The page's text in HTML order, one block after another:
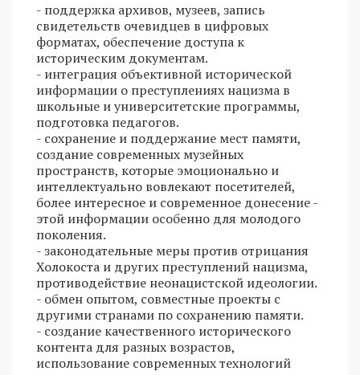
- поддержка архивов, музеев, запись
свидетельств очевидцев в цифровых
форматах, обеспечение доступа к
историческим документам.
- интеграция объективной исторической
информации о преступлениях нацизма в
школьные и университетские программы,
подготовка педагогов.
- сохранение и поддержание мест памяти,
создание современных музейных
пространств, которые эмоционально и
интеллектуально вовлекают посетителей,
более интересное и современное донесение -
этой информации особенно для молодого
поколения.
- законодательные меры против отрицания
Холокоста и других преступлений нацизма,
противодействие неонацистской идеологии.
- обмен опытом, совместные проекты с
другими странами по сохранению памяти.
- создание качественного исторического
контента для разных возрастов,
использование современных технологий